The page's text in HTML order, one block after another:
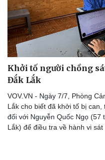
Khởi tố người chồng
Đắk Lắk
VOV.VN - Ngày 7/7, Phòng
Lắk cho biết đã khởi tố bị
đối với Nguyễn Quốc Ngọ
Lắk) để điều tra về hành vi sát